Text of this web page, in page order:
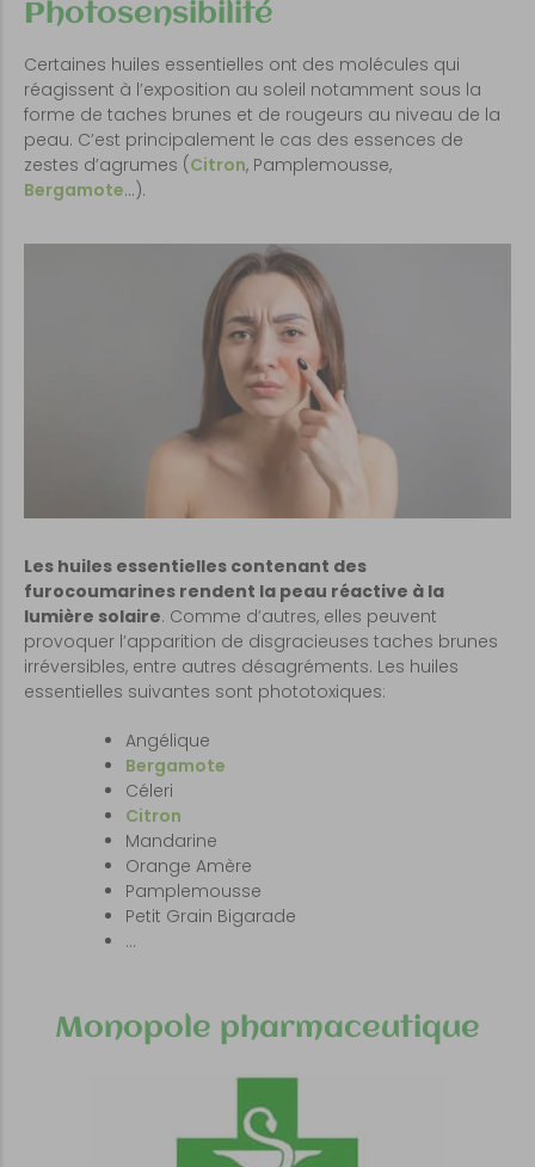
Photosensibilité
Certaines huiles essentielles ont des molécules qui
réagissent à l’exposition au soleil notamment sous la
forme de taches brunes et de rougeurs au niveau de la
peau. C’est principalement le cas des essences de
zestes d’agrumes (Citron, Pamplemousse,
Bergamote…).
Les huiles essentielles contenant des
furocoumarines rendent la peau réactive à la
lumière solaire. Comme d’autres, elles peuvent
provoquer l’apparition de disgracieuses taches brunes
irréversibles, entre autres désagréments. Les huiles
essentielles suivantes sont phototoxiques:
Angélique
Bergamote
Céleri
Citron
Mandarine
Orange Amère
Pamplemousse
Petit Grain Bigarade
…
Monopole pharmaceutique